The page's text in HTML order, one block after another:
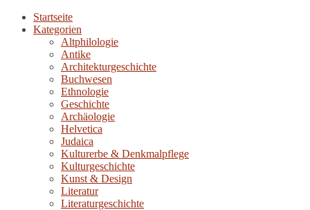
Startseite
Kategorien
Altphilologie
Antike
Architekturgeschichte
Buchwesen
Ethnologie
Geschichte
Archäologie
Helvetica
Judaica
Kulturerbe & Denkmalpflege
Kulturgeschichte
Kunst & Design
Literatur
Literaturgeschichte